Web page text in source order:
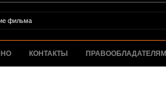
КОНТАКТЫ ПРАВООБЛАДАТЕЛЯМ